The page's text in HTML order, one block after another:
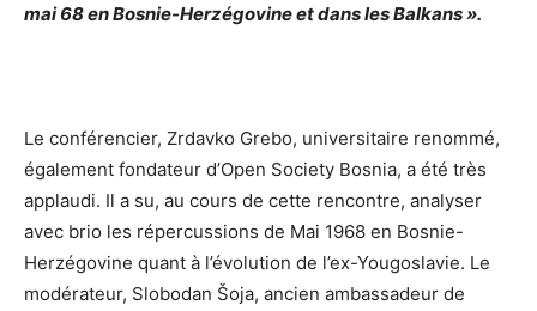
mai 68 en Bosnie-Herzégovine et dans les Balkans ».
Le conférencier, Zrdavko Grebo, universitaire renommé,
également fondateur d’Open Society Bosnia, a été très
applaudi. Il a su, au cours de cette rencontre, analyser
avec brio les répercussions de Mai 1968 en Bosnie-
Herzégovine quant à l’évolution de l’ex-Yougoslavie. Le
modérateur, Slobodan Šoja, ancien ambassadeur de